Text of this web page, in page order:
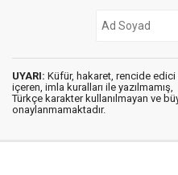
UYARI: Küfür, hakaret, rencide edici
içeren, imla kuralları ile yazılmamış,
Türkçe karakter kullanılmayan ve
onaylanmamaktadır.